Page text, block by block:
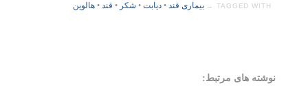
TAGGED WITH → بیماری قند •دیابت • شکر • قند •هالوین
نوشته های مرتبط: